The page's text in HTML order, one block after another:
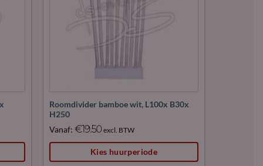
Roomdivider bamboe wit, L100x B30x
H250
Vanaf:€19.50excl. BTW
Kies huurperiode